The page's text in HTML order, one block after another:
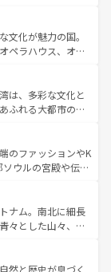
が融合した独特の
で異なる魅力を楽
感じることができ
。
地といえばオアフ
島やカウアイ島が
をはじめ、豊かな
てくれるハワイの
アンミュージッ
ハワイの魅力を彩
文化が魅力の国。
ペラハウス、オー
ル（エアーズロッ
ンズの熱帯雨林な
やワイン、オージ
サーフィンやダイ
きにはたまらな
に味わいつくそ
は、多彩な文化と
ふれる大都市の台
ど、都市の喧騒
人に新しい発見と
台湾の食文化も魅
ティ豊かな料理
コンテンツ一覧を参
のファッションやK
ウルの宮殿や伝統
を楽しむことが
ストリートフード
。夜には、韓国な
力を心ゆくまで味
韓国情報はコンテンツ一
ナム。南北に細長
々とした山々、世
の古い町並みやホ
、独特の雰囲気を
然と歴史が息づく